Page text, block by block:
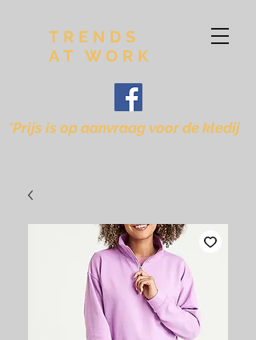
TRENDS
AT WORK
*Prijs is op aanvraag voor de kledij